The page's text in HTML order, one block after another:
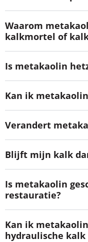
Waarom
kalkmortel of
Is metakaolin
Kan ik
Verandert
Blijft mijn kalk
Is metakaolin
restauratie?
Kan ik
hydraulische kalk